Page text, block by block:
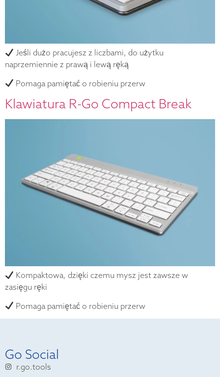
Jeśli dużo pracujesz z liczbami, do użytku
naprzemiennie z prawą i lewą ręką
Pomaga pamiętać o robieniu przerw
Klawiatura R-Go Compact Break
Kompaktowa, dzięki czemu mysz jest zawsze w
zasięgu ręki
Pomaga pamiętać o robieniu przerw
Go Social
r.go.tools